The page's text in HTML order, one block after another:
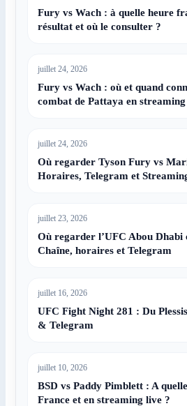
Fury vs Wach : à quelle heure
résultat et où le consulter ?
juillet 24, 2026
Fury vs Wach : où et quand
combat de Pattaya en
juillet 24, 2026
Où regarder Tyson Fury vs
Horaires, Telegram et
juillet 23, 2026
Où regarder l’UFC Abou Dhabi
Chaîne, horaires et Telegram
juillet 16, 2026
UFC Fight Night 281 : Du
& Telegram
juillet 10, 2026
BSD vs Paddy Pimblett : A
France et en streaming live ?